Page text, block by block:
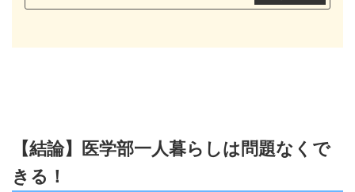
【結論】医学部一人暮らしは問題なくで
きる！